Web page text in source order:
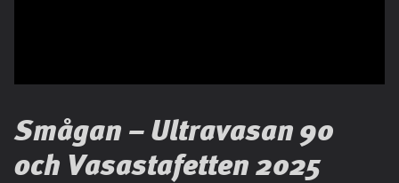
Smågan – Ultravasan 90
och Vasastafetten 2025